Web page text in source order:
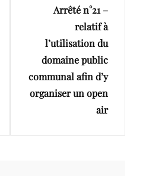
Arrêté n°21 –
relatif à
l’utilisation du
domaine public
communal afin d’y
organiser un open
air